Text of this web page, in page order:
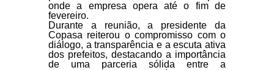
onde a empresa opera até o fim de
fevereiro.
Durante a reunião, a presidente da
Copasa reiterou o compromisso com o
diálogo, a transparência e a escuta ativa
dos prefeitos, destacando a importância
de uma parceria sólida entre a